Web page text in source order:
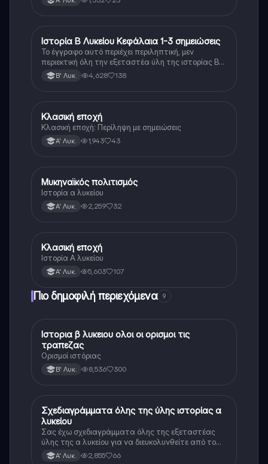
Ιστορία
Ιστορία Β Λυκείου Κεφάλαια 1-3 σημειώσεις
Το έγγραφο αυτό περιέχει περιληπτική, μεν
περιεκτική όλη την εξεταστέα ύλη της ιστορίας Β
λυκείου για τα πρώτα 3 Κεφάλαια, δηλαδή την
μισή ύλη. Το έγγραφο έχει γραφτεί με προσοχή και
Β' Λυκ. 4,628 138
Ιστορία
Κλασική εποχή
Κλασική εποχή: Περίληψη με σημειώσεις
Α' Λυκ. 1,943 43
Ιστορία
Μυκηναϊκός πολιτισμός
Ιστορία α λυκείου
Α' Λυκ. 2,259 32
Ιστορία
Κλασική εποχή
Ιστορία Α λυκείου
Α' Λυκ. 5,603 107
Πιο δημοφιλή περιεχόμενα 9
Ιστορία
Ιστορια β λυκειου ολοι οι ορισμοι τις
τραπεζας
Ορισμοί ιστόριας
Β' Λυκ. 8,536 300
Ιστορία
Σχεδιαγράμματα όλης της ύλης ιστορίας α
λυκείου
Σας έχω σχεδιαγράμματα όλης της εξεταστέας
ύλης της α λυκείου για να διευκολυνθείτε από το
τεράστιο βάρος του βιβλίου
Α' Λυκ. 2,855 66